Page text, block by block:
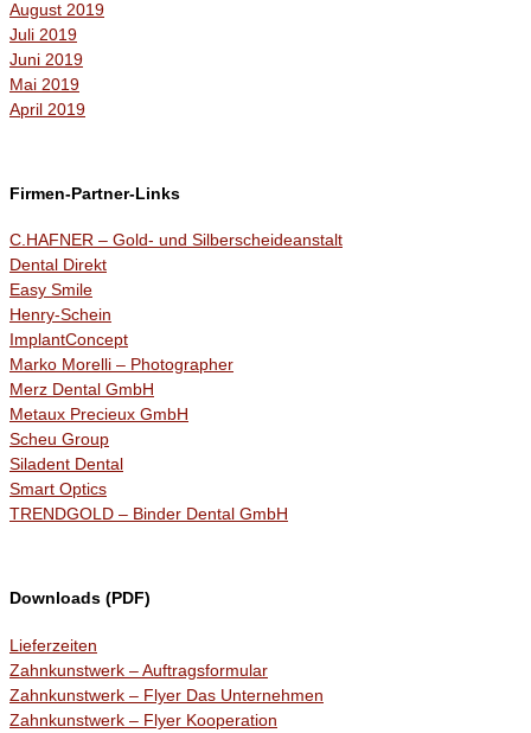
August 2019
Juli 2019
Juni 2019
Mai 2019
April 2019
Firmen-Partner-Links
C.HAFNER – Gold- und Silberscheideanstalt
Dental Direkt
Easy Smile
Henry-Schein
ImplantConcept
Marko Morelli – Photographer
Merz Dental GmbH
Metaux Precieux GmbH
Scheu Group
Siladent Dental
Smart Optics
TRENDGOLD – Binder Dental GmbH
Downloads (PDF)
Lieferzeiten
Zahnkunstwerk – Auftragsformular
Zahnkunstwerk – Flyer Das Unternehmen
Zahnkunstwerk – Flyer Kooperation